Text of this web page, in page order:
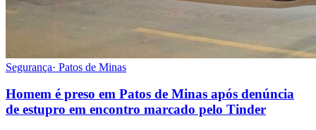
Segurança· Patos de Minas
Homem é preso em Patos de Minas após denúncia
de estupro em encontro marcado pelo Tinder